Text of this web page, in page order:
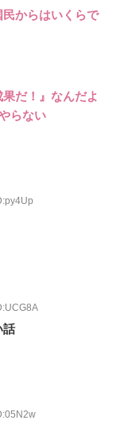
からはいくらで
だ！』なんだよ
らない
話